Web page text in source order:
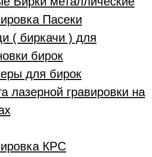
Пасеки
( биркачи ) для
бирок
для бирок
лазерной гравировки на
КРС